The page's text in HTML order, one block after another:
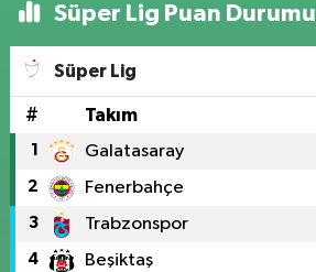
Süper Lig Puan Durumu
Süper Lig
# Takım
1 Galatasaray
2 Fenerbahçe
3 Trabzonspor
4 Beşiktaş